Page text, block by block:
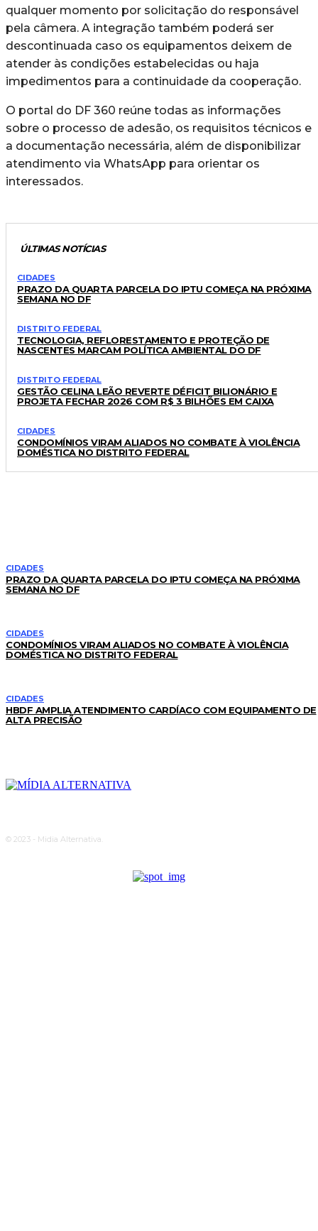
qualquer momento por solicitação do responsável
pela câmera. A integração também poderá ser
descontinuada caso os equipamentos deixem de
atender às condições estabelecidas ou haja
impedimentos para a continuidade da cooperação.
O portal do DF 360 reúne todas as informações
sobre o processo de adesão, os requisitos técnicos e
a documentação necessária, além de disponibilizar
atendimento via WhatsApp para orientar os
interessados.
ÚLTIMAS NOTÍCIAS
CIDADES
PRAZO DA QUARTA PARCELA DO IPTU COMEÇA NA PRÓXIMA
SEMANA NO DF
DISTRITO FEDERAL
TECNOLOGIA, REFLORESTAMENTO E PROTEÇÃO DE
NASCENTES MARCAM POLÍTICA AMBIENTAL DO DF
DISTRITO FEDERAL
GESTÃO CELINA LEÃO REVERTE DÉFICIT BILIONÁRIO E
PROJETA FECHAR 2026 COM R$ 3 BILHÕES EM CAIXA
CIDADES
CONDOMÍNIOS VIRAM ALIADOS NO COMBATE À VIOLÊNCIA
DOMÉSTICA NO DISTRITO FEDERAL
CIDADES
PRAZO DA QUARTA PARCELA DO IPTU COMEÇA NA PRÓXIMA
SEMANA NO DF
CIDADES
CONDOMÍNIOS VIRAM ALIADOS NO COMBATE À VIOLÊNCIA
DOMÉSTICA NO DISTRITO FEDERAL
CIDADES
HBDF AMPLIA ATENDIMENTO CARDÍACO COM EQUIPAMENTO DE
ALTA PRECISÃO
© 2023 - Midia Alternativa.